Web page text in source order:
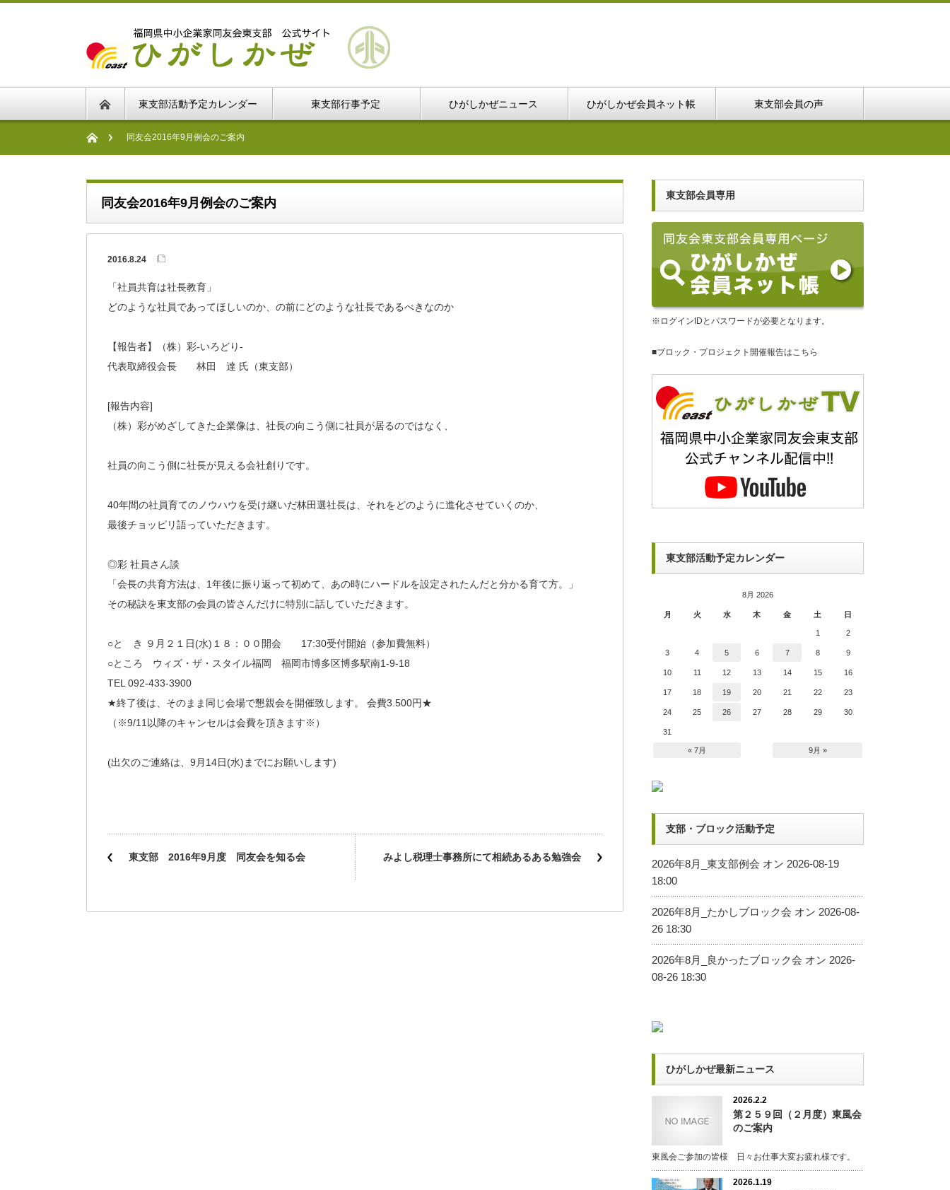
東支部活動予定カレンダー 東支部行事予定 ひがしかぜニュース ひがしかぜ会員ネット帳 東支部会員の声
同友会2016年9月例会のご案内
同友会2016年9月例会のご案内
2016.8.24
「社員共育は社長教育」
どのような社員であってほしいのか、の前にどのような社長であるべきなのか
【報告者】（株）彩-いろどり-
代表取締役会長 林田 達 氏（東支部）
[報告内容]
（株）彩がめざしてきた企業像は、社長の向こう側に社員が居るのではなく、
社員の向こう側に社長が見える会社創りです。
40年間の社員育てのノウハウを受け継いだ林田選社長は、それをどのように進化させていくのか、
最後チョッピリ語っていただきます。
◎彩 社員さん談
「会長の共育方法は、1年後に振り返って初めて、あの時にハードルを設定されたんだと分かる育て方。」
その秘訣を東支部の会員の皆さんだけに特別に話していただきます。
○と き ９月２１日(水)１８：００開会 17:30受付開始（参加費無料）
○ところ ウィズ・ザ・スタイル福岡 福岡市博多区博多駅南1-9-18
TEL 092-433-3900
★終了後は、そのまま同じ会場で懇親会を開催致します。 会費3.500円★
（※9/11以降のキャンセルは会費を頂きます※）
(出欠のご連絡は、9月14日(水)までにお願いします)
東支部 2016年9月度 同友会を知る会 みよし税理士事務所にて相続あるある勉強会
東支部会員専用
※ログインIDとパスワードが必要となります。
■ブロック・プロジェクト開催報告はこちら
東支部活動予定カレンダー
8月 2026
月 火 水 木 金 土 日
1 2
3 4 5 6 7 8 9
10 11 12 13 14 15 16
17 18 19 20 21 22 23
24 25 26 27 28 29 30
31
« 7月 9月 »
支部・ブロック活動予定
2026年8月_東支部例会 オン 2026-08-19
18:00
2026年8月_たかしブロック会 オン 2026-08-
26 18:30
2026年8月_良かったブロック会 オン 2026-
08-26 18:30
ひがしかぜ最新ニュース
2026.2.2
第２５９回（２月度）東風会
のご案内
東風会ご参加の皆様 日々お仕事大変お疲れ様です。
2026.1.19